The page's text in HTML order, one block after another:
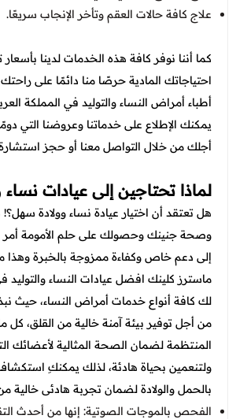
علاج كافة حالات العقم وتأخر الإنجاب سريعًا.
كما أننا نوفر كافة هذه الخدمات لدينا
احتياجاتك المادية حرصًا منا دائمًا على
أطباء أمراض النساء والتوليد في المملكة
يمكنك الإطلاع على خدماتنا وعروضنا التي
أجلك من خلال التواصل معنا أو حجز استشارة
لماذا تحتاجين إلى عيادات نساء
هل تعتقد أن اختيار عيادة نساء وولادة
وصحة جنينك وحصولك على حلم الأمومة أمر
إلى دعم خاص وكفاءة ممزوجة بالخبرة وهذا
ماسترز كلينكافضل عيادات النساء والتوليد
لك كافة أنواع خدمات أمراض النساء، حيث
من أجل توفير بيئة آمنة خالية من القلق، كل
المنتظمة لضمان الصحة المثالية لأعضائك
ولتنعمين بحياة هادئة، لذلك يمكنكِ
بالحمل والولادة لضمان تجربة هادئى خالية من
الفحص بالموجات الصوتية: إنها من أحدث